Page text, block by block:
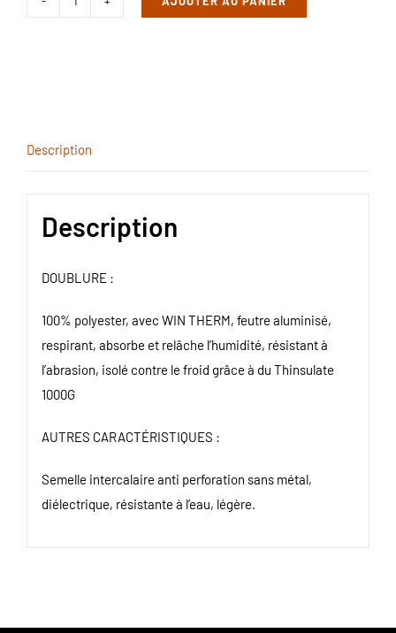
-
-
Description
Description
DOUBLURE :
100% polyester, avec WIN THERM, feutre aluminisé,
respirant, absorbe et relâche l’humidité, résistant à
l’abrasion, isolé contre le froid grâce à du Thinsulate
1000G
AUTRES CARACTÉRISTIQUES :
Semelle intercalaire anti perforation sans métal,
diélectrique, résistante à l’eau, légère.